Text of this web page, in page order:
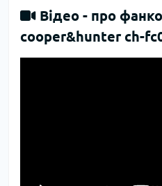
Відео - про
cooper&hunter ch-